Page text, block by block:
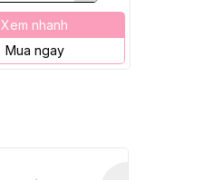
Xem nhanh
Mua ngay